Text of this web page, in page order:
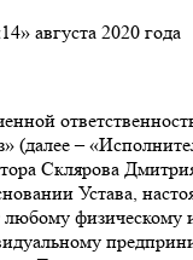
августа 2020 года
(далее –
Склярова
Устава,
любому